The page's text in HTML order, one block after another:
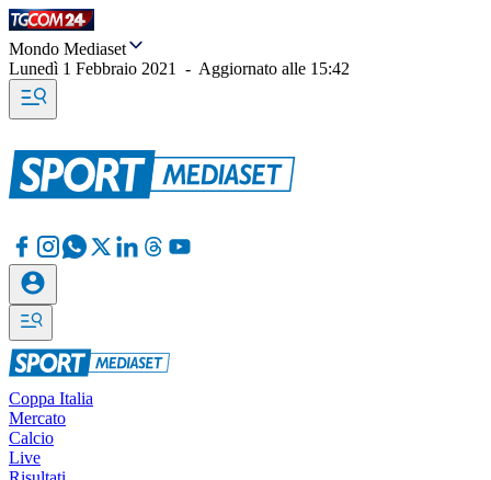
Mondo Mediaset
Lunedì 1 Febbraio 2021
- Aggiornato alle 15:42
Coppa Italia
Mercato
Calcio
Live